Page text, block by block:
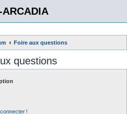
ARCADIA
Foire aux questions
questions
!